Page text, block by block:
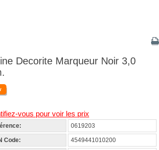
Decorite Marqueur Noir 3,0
vous pour voir les prix
0619203
Code: 4549441010200